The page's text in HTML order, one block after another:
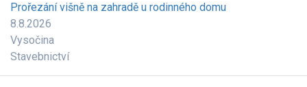
Prořezání višně na zahradě u rodinného domu
8.8.2026
Vysočina
Stavebnictví